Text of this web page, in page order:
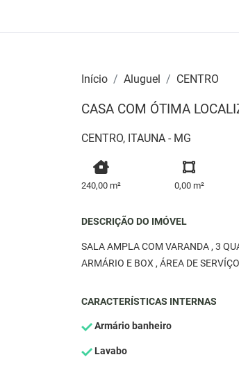
Início Aluguel CENTRO
CASA COM ÓTIMA
CENTRO, ITAUNA - MG
240,00 m² 0,00 m²
DESCRIÇÃO DO IMÓVEL
SALA AMPLA COM VARANDA , 3
ARMÁRIO E BOX , ÁREA DE
CARACTERÍSTICAS INTERNAS
Armário banheiro
Lavabo